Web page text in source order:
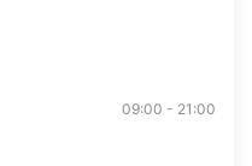
09:00 - 21:00